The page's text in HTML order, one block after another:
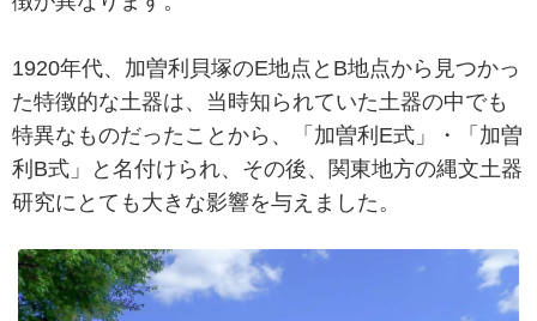
1920年代、加曽利貝塚のE地点とB地点から見つかっ
た特徴的な土器は、当時知られていた土器の中でも
特異なものだったことから、「加曽利E式」・「加曽
利B式」と名付けられ、その後、関東地方の縄文土器
研究にとても大きな影響を与えました。